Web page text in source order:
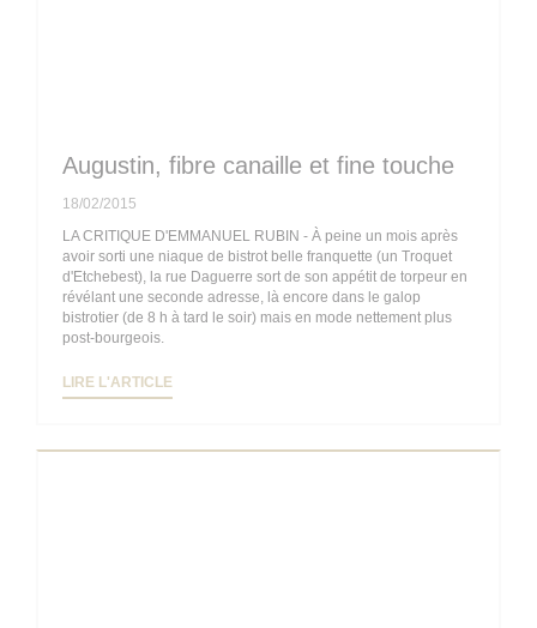
Augustin, fibre canaille et fine touche
18/02/2015
LA CRITIQUE D'EMMANUEL RUBIN - À peine un mois après
avoir sorti une niaque de bistrot belle franquette (un Troquet
d'Etchebest), la rue Daguerre sort de son appétit de torpeur en
révélant une seconde adresse, là encore dans le galop
bistrotier (de 8 h à tard le soir) mais en mode nettement plus
post-bourgeois.
LIRE L'ARTICLE